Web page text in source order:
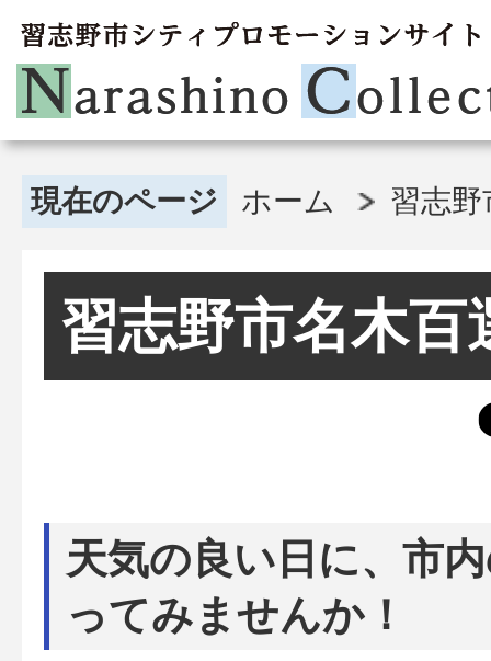
現在のページ ホーム 習志
習志野市名木百
天気の良い日に、市
ってみませんか！